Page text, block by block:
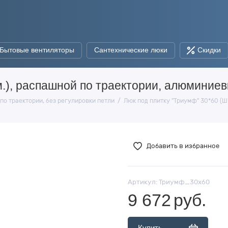
Бытовые вентиляторы Сантехнические люки Скидки
распашной по траектории,
траектории, без регулировки петли Люк под плитку "Триумф" 30*60
Добавить в избранное
Артикул:Триумф_30х60
9 672 руб.